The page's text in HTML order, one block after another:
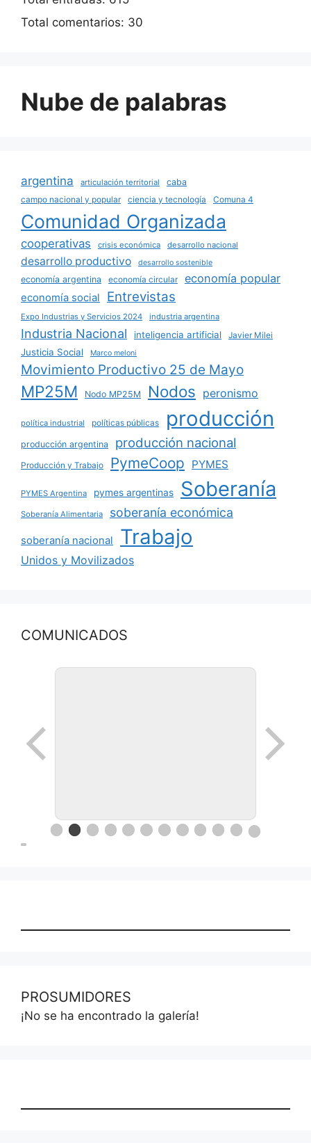
Total comentarios: 30
Nube de palabras
argentina articulación territorial
caba
campo nacional y popular
ciencia y tecnología Comuna 4
Comunidad Organizada
cooperativas crisis económica desarrollo nacional
desarrollo productivo desarrollo sostenible
economía argentina economía circular economía popular
economía social Entrevistas
Expo Industrias y Servicios 2024 industria argentina
Industria Nacional inteligencia artificial Javier Milei
Justicia Social Marco meloni
Movimiento Productivo 25 de Mayo
MP25M Nodo MP25M Nodos peronismo
política industrial políticas públicas producción
producción argentina producción nacional
Producción y Trabajo PymeCoop PYMES
PYMES Argentina pymes argentinas Soberanía
Soberanía Alimentaria soberanía económica
soberanía nacional Trabajo
Unidos y Movilizados
COMUNICADOS
PROSUMIDORES
¡No se ha encontrado la galería!